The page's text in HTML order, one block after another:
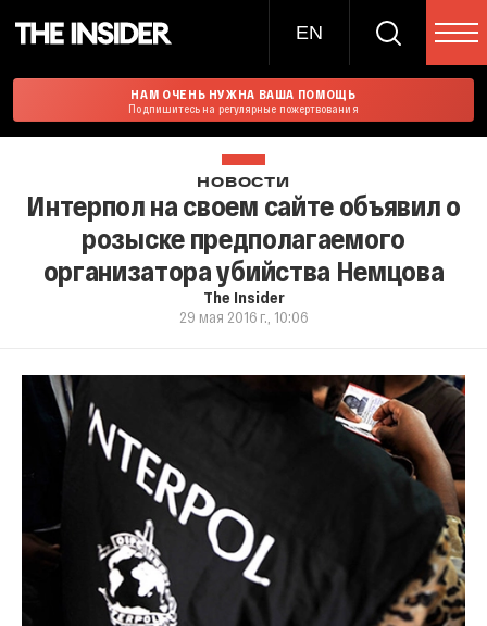
EN
НАМ ОЧЕНЬ НУЖНА ВАША ПОМОЩЬ
Подпишитесь на регулярные пожертвования
НОВОСТИ
Интерпол на своем сайте объявил о
розыске предполагаемого
организатора убийства Немцова
The Insider
29 мая 2016 г., 10:06